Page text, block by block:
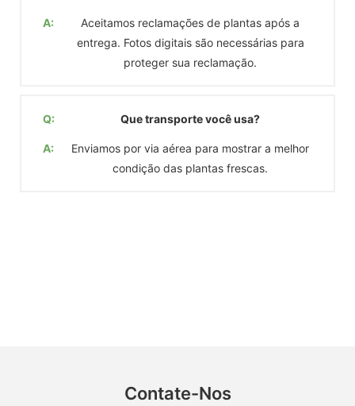
A:
Aceitamos reclamações de plantas após a
entrega. Fotos digitais são necessárias para
proteger sua reclamação.
Q: Que transporte você usa?
A:
Enviamos por via aérea para mostrar a melhor
condição das plantas frescas.
Contate-Nos